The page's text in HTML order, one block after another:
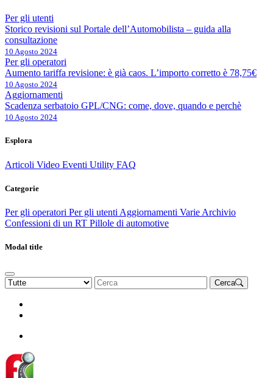
Per gli utenti
Storico revisioni sul Portale dell’Automobilista – guida alla
consultazione
10 Agosto 2024
Per gli operatori
Aumento tariffa revisione: è già caos. L’importo corretto è 78,75€
10 Agosto 2024
Aggiornamenti
Scadenza serbatoio GPL/CNG: come, dove, quando e perchè
10 Agosto 2024
Esplora
Articoli Video Eventi Utility FAQ
Categorie
Per gli operatori Per gli utenti Aggiornamenti Varie Archivio
Confessioni di un RT Pillole di automotive
Modal title
Cerca